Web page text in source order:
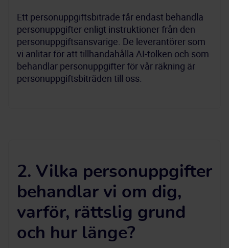
Ett personuppgiftsbiträde får endast behandla
personuppgifter enligt instruktioner från den
personuppgiftsansvarige. De leverantörer som
vi anlitar för att tillhandahålla AI-tolken och som
behandlar personuppgifter för vår räkning är
personuppgiftsbiträden till oss.
2. Vilka personuppgifter
behandlar vi om dig,
varför, rättslig grund
och hur länge?